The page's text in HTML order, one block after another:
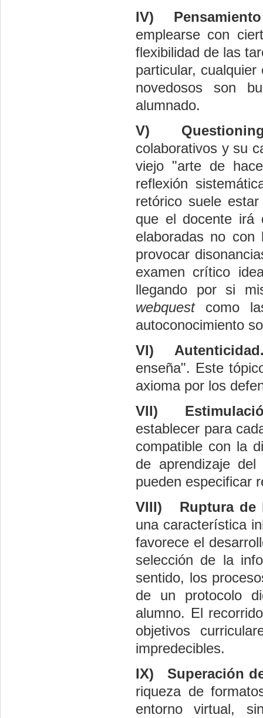
IV)
emplearse con
flexibilidad de las
particular,
novedosos son
alumnado.
V)
colaborativos y su
viejo "arte de
reflexión
retórico suele
que el docente irá
elaboradas no
provocar
examen crítico
llegando por si
webquestcomo
autoconocimiento
VI)
enseña". Este
axioma por los
VII)
establecer para
compatible con la
de aprendizaje
pueden especificar
VIII)
Ruptura
una característica
favorece el
selección de la
sentido, los
de un protocolo
alumno. El
objetivos
impredecibles.
IX)
Superación
riqueza de
entorno virtual,